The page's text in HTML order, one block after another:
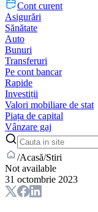
Cont curent
Asigurări
Sănătate
Auto
Bunuri
Transferuri
Pe cont bancar
Rapide
Investiții
Valori mobiliare de stat
Piața de capital
Vânzare gaj
/Acasă/Stiri
Not available
31 octombrie 2023